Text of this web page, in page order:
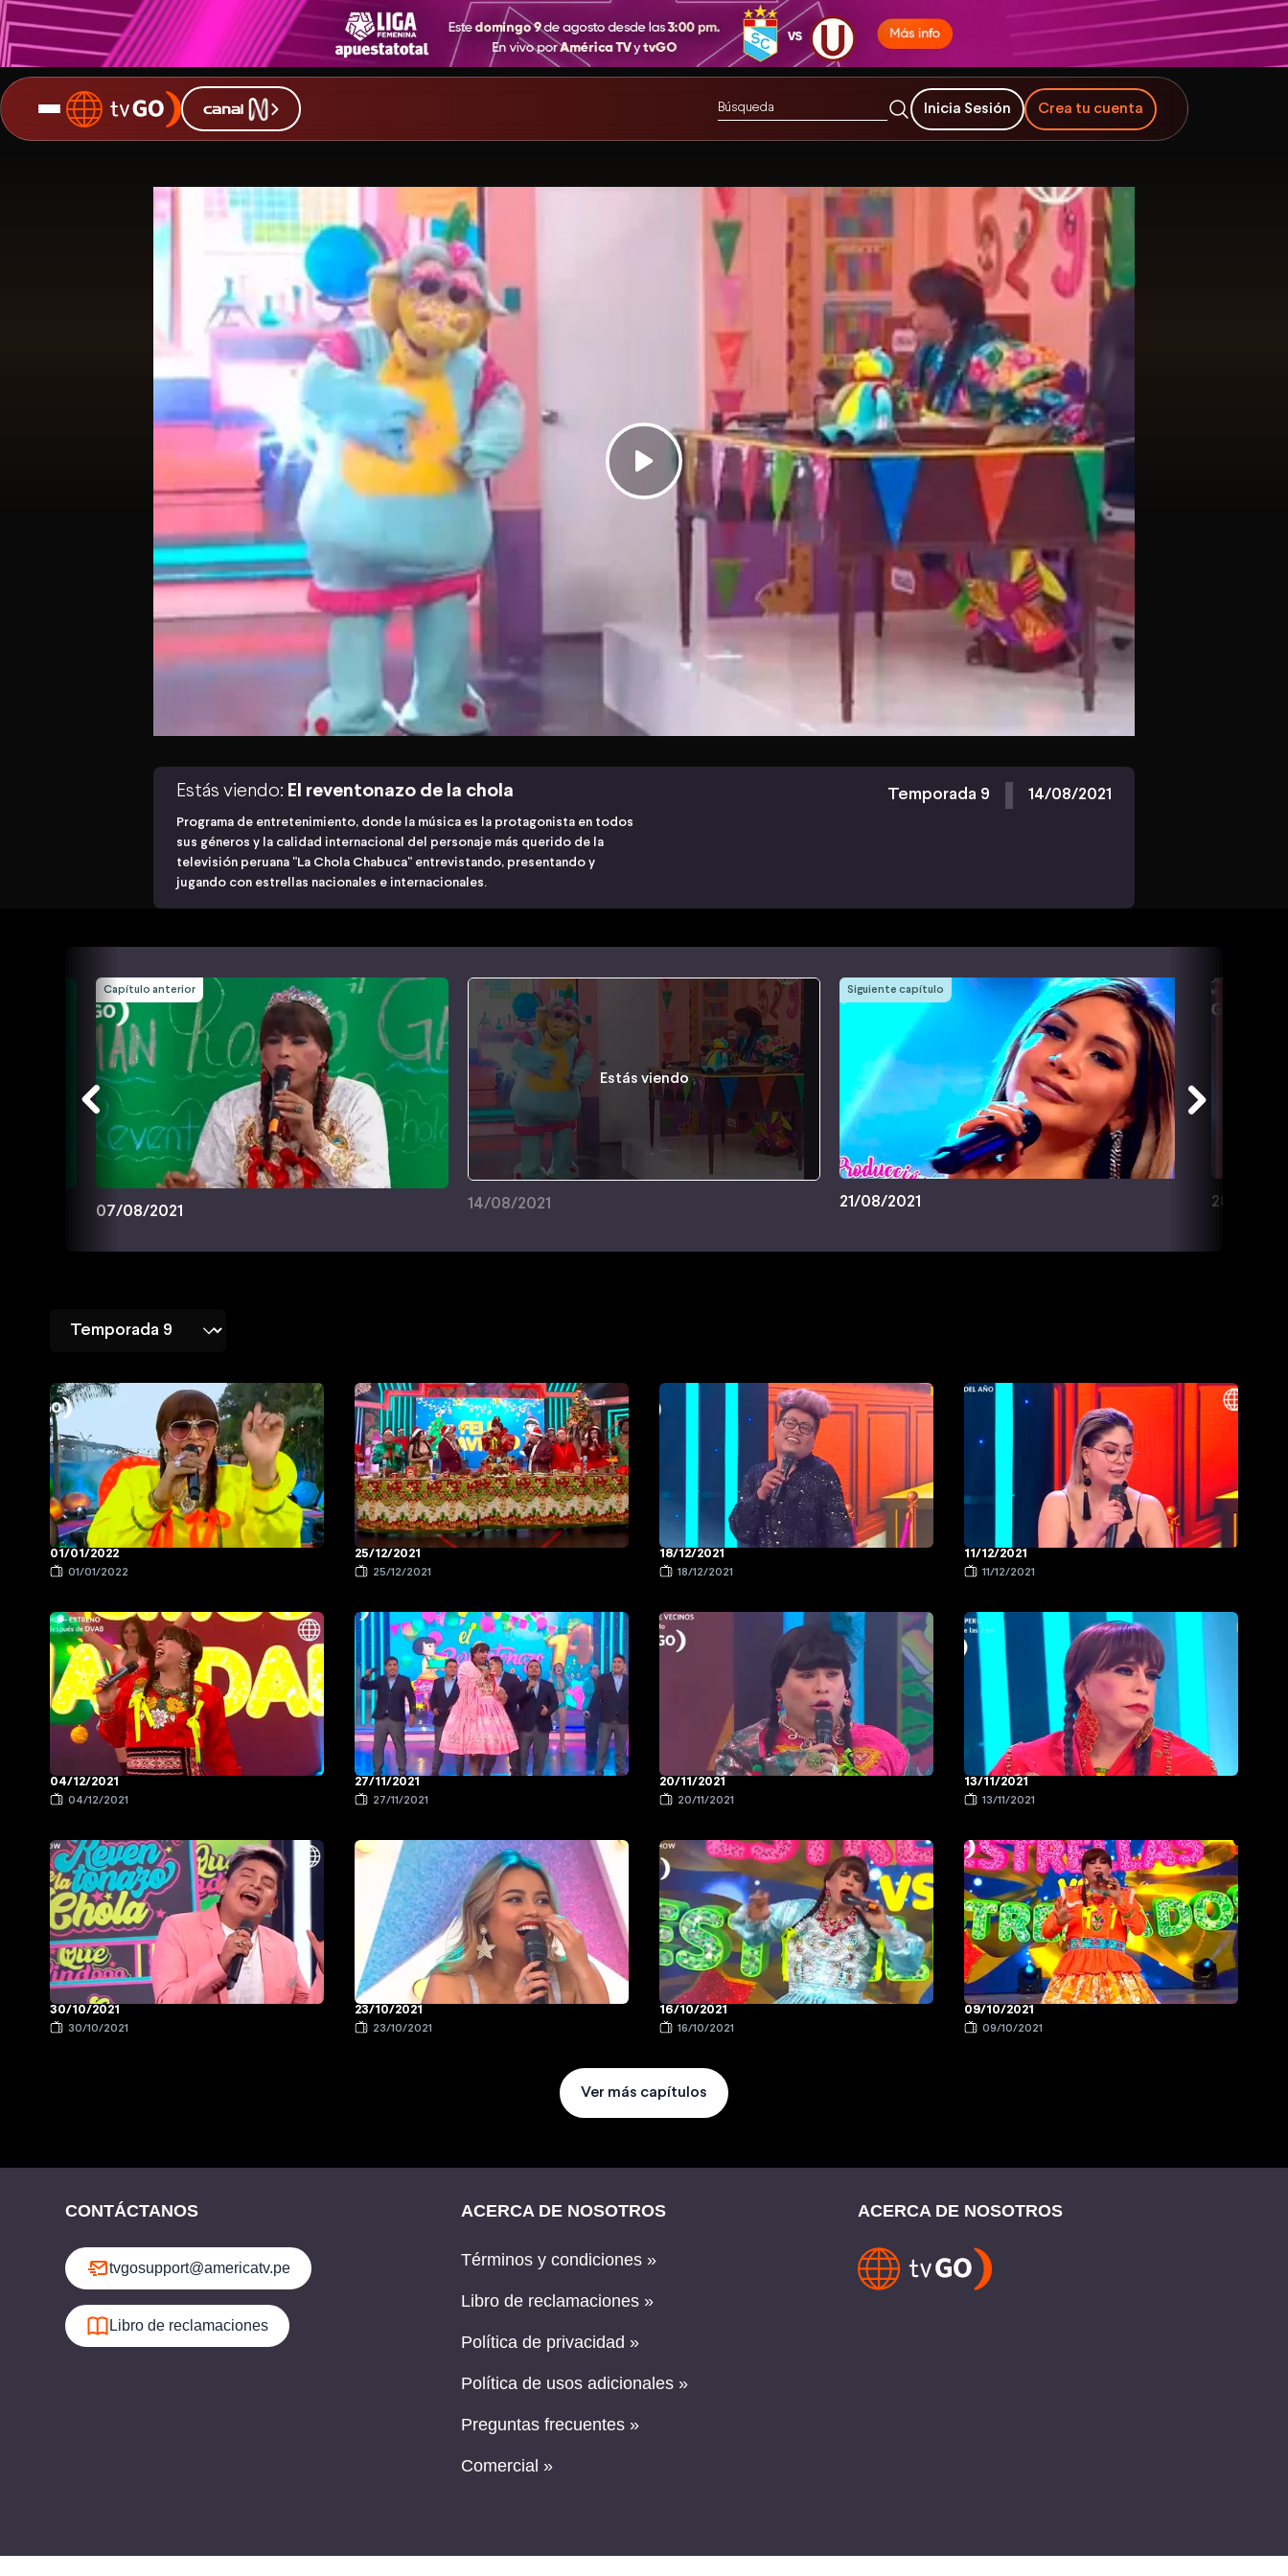
Inicia Sesión Crea tu cuenta
Estás viendo: El reventonazo de la chola
Programa de entretenimiento, donde la música es la protagonista en todos
sus géneros y la calidad internacional del personaje más querido de la
televisión peruana "La Chola Chabuca" entrevistando, presentando y
jugando con estrellas nacionales e internacionales.
Temporada 9 14/08/2021
Capítulo anterior
07/08/2021
Estás viendo
14/08/2021
Siguiente capítulo
21/08/2021 28/08/
01/01/2022
01/01/2022
25/12/2021
25/12/2021
18/12/2021
18/12/2021
11/12/2021
11/12/2021
04/12/2021
04/12/2021
27/11/2021
27/11/2021
20/11/2021
20/11/2021
13/11/2021
13/11/2021
30/10/2021
30/10/2021
23/10/2021
23/10/2021
16/10/2021
16/10/2021
09/10/2021
09/10/2021
Ver más capítulos
CONTÁCTANOS
tvgosupport@americatv.pe
Libro de reclamaciones
ACERCA DE NOSOTROS
Términos y condiciones »
Libro de reclamaciones »
Política de privacidad »
Política de usos adicionales »
Preguntas frecuentes »
Comercial »
ACERCA DE NOSOTROS